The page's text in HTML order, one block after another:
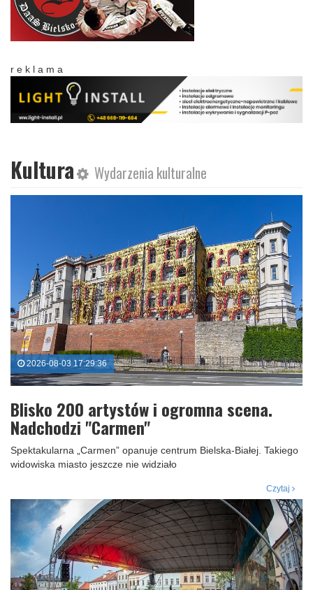
r e k l a m a
Kultura Wydarzenia kulturalne
2026-08-03 17:29:36
Blisko 200 artystów i ogromna scena.
Nadchodzi "Carmen"
Spektakularna „Carmen” opanuje centrum Bielska-Białej. Takiego
widowiska miasto jeszcze nie widziało
Czytaj